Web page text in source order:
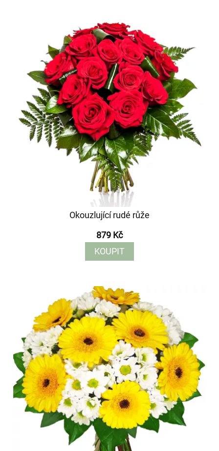
Okouzlující rudé růže
879 Kč
KOUPIT